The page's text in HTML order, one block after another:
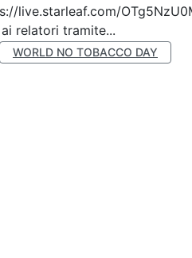
live.starleaf.com/
relatori tramite...
WORLD NO TOBACCO DAY